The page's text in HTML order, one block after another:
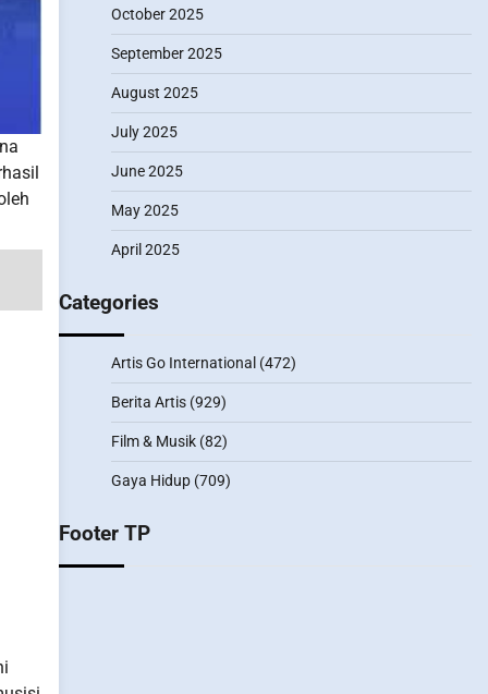
October 2025
September 2025
August 2025
July 2025
June 2025
May 2025
April 2025
Categories
Artis Go International (472)
Berita Artis(929)
Film & Musik(82)
Gaya Hidup(709)
Footer TP